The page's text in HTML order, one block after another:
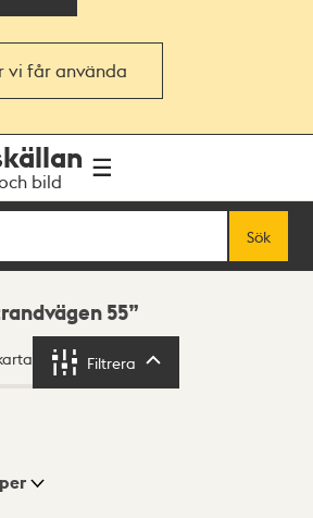
vi får använda
bild
Sök
55
Filtrera